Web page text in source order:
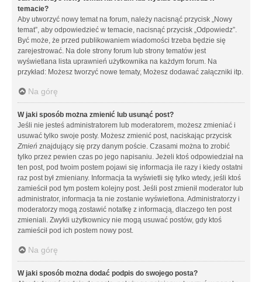
temacie?
Aby utworzyć nowy temat na forum, należy nacisnąć przycisk „Nowy
temat”, aby odpowiedzieć w temacie, nacisnąć przycisk „Odpowiedz”.
Być może, że przed publikowaniem wiadomości trzeba będzie się
zarejestrować. Na dole strony forum lub strony tematów jest
wyświetlana lista uprawnień użytkownika na każdym forum. Na
przykład: Możesz tworzyć nowe tematy, Możesz dodawać załączniki itp.
Na górę
W jaki sposób można zmienić lub usunąć post?
Jeśli nie jesteś administratorem lub moderatorem, możesz zmieniać i
usuwać tylko swoje posty. Możesz zmienić post, naciskając przycisk
Zmień znajdujący się przy danym poście. Czasami można to zrobić
tylko przez pewien czas po jego napisaniu. Jeżeli ktoś odpowiedział na
ten post, pod twoim postem pojawi się informacja ile razy i kiedy ostatni
raz post był zmieniany. Informacja ta wyświetli się tylko wtedy, jeśli ktoś
zamieścił pod tym postem kolejny post. Jeśli post zmienił moderator lub
administrator, informacja ta nie zostanie wyświetlona. Administratorzy i
moderatorzy mogą zostawić notatkę z informacją, dlaczego ten post
zmieniali. Zwykli użytkownicy nie mogą usuwać postów, gdy ktoś
zamieścił pod ich postem nowy post.
Na górę
W jaki sposób można dodać podpis do swojego posta?